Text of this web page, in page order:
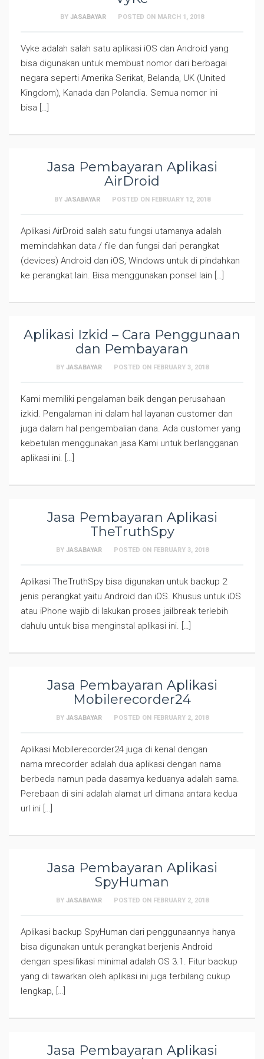
BY JASABAYAR POSTED ON MARCH 1, 2018
Vyke adalah salah satu aplikasi iOS dan Android yang
bisa digunakan untuk membuat nomor dari berbagai
negara seperti Amerika Serikat, Belanda, UK (United
Kingdom), Kanada dan Polandia. Semua nomor ini
bisa […]
Jasa Pembayaran Aplikasi
AirDroid
BY JASABAYAR POSTED ON FEBRUARY 12, 2018
Aplikasi AirDroid salah satu fungsi utamanya adalah
memindahkan data / file dan fungsi dari perangkat
(devices) Android dan iOS, Windows untuk di pindahkan
ke perangkat lain. Bisa menggunakan ponsel lain […]
Aplikasi Izkid – Cara Penggunaan
dan Pembayaran
BY JASABAYAR POSTED ON FEBRUARY 3, 2018
Kami memiliki pengalaman baik dengan perusahaan
izkid. Pengalaman ini dalam hal layanan customer dan
juga dalam hal pengembalian dana. Ada customer yang
kebetulan menggunakan jasa Kami untuk berlangganan
aplikasi ini. […]
Jasa Pembayaran Aplikasi
TheTruthSpy
BY JASABAYAR POSTED ON FEBRUARY 3, 2018
Aplikasi TheTruthSpy bisa digunakan untuk backup 2
jenis perangkat yaitu Android dan iOS. Khusus untuk iOS
atau iPhone wajib di lakukan proses jailbreak terlebih
dahulu untuk bisa menginstal aplikasi ini. […]
Jasa Pembayaran Aplikasi
Mobilerecorder24
BY JASABAYAR POSTED ON FEBRUARY 2, 2018
Aplikasi Mobilerecorder24 juga di kenal dengan
nama mrecorder adalah dua aplikasi dengan nama
berbeda namun pada dasarnya keduanya adalah sama.
Perebaan di sini adalah alamat url dimana antara kedua
url ini […]
Jasa Pembayaran Aplikasi
SpyHuman
BY JASABAYAR POSTED ON FEBRUARY 2, 2018
Aplikasi backup SpyHuman dari penggunaannya hanya
bisa digunakan untuk perangkat berjenis Android
dengan spesifikasi minimal adalah OS 3.1. Fitur backup
yang di tawarkan oleh aplikasi ini juga terbilang cukup
lengkap, […]
Jasa Pembayaran Aplikasi